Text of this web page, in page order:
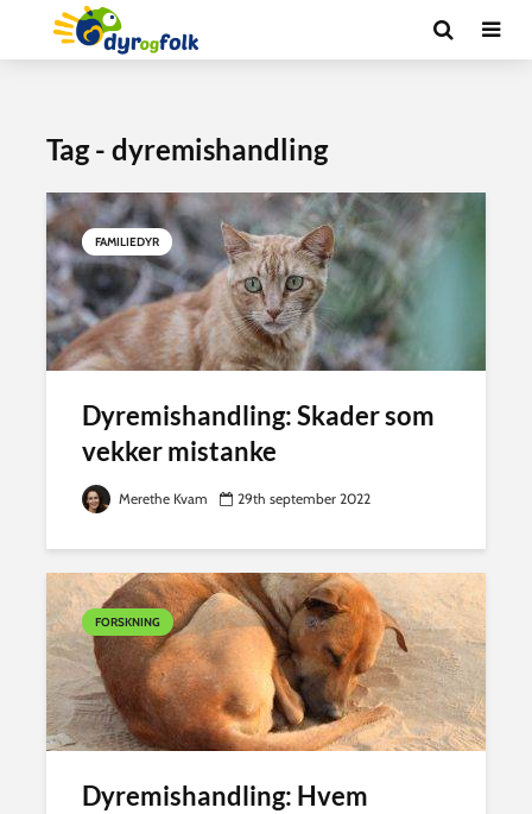
Tag - dyremishandling
FAMILIEDYR
Dyremishandling: Skader som
vekker mistanke
Merethe Kvam 29th september 2022
FORSKNING
Dyremishandling: Hvem